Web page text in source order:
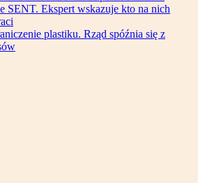
SENT. Ekspert wskazuje kto na nich
plastiku. Rząd spóźnia się z